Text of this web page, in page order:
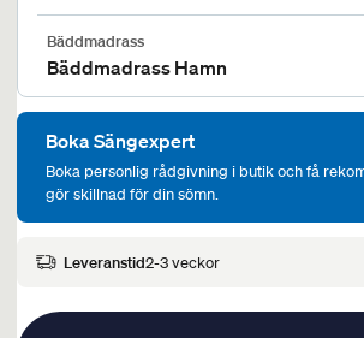
Bäddmadrass
Bäddmadrass Hamn
Boka Sängexpert
Boka personlig rådgivning i butik och få
gör skillnad för din sömn.
Leveranstid2-3 veckor